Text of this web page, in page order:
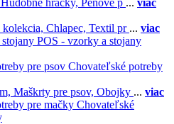
Hudobné hračky, Penové p ... viac
kolekcia, Chlapec, Textil pr ... viac
POS - vzorky a stojany
Chovateľské potreby
Maškrty pre psov, Obojky ... viac
Chovateľské